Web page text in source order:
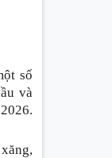
số
và